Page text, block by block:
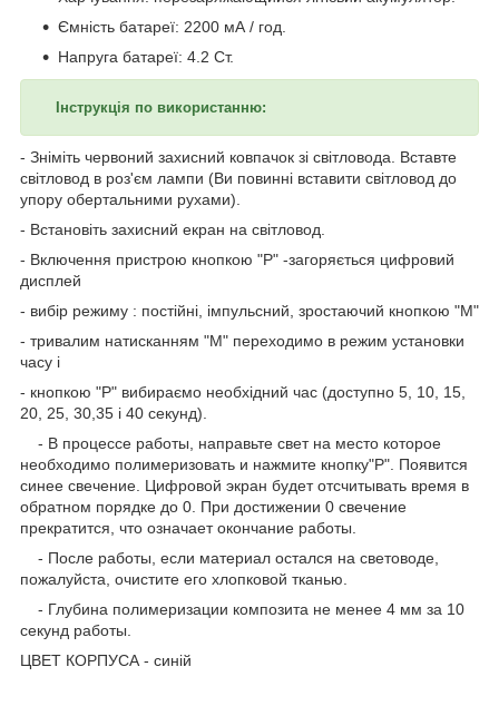
Ємність батареї: 2200 мА / год.
Напруга батареї: 4.2 Ст.
Інструкція по використанню:
- Зніміть червоний захисний ковпачок зі світловода. Вставте
світловод в роз'єм лампи (Ви повинні вставити світловод до
упору обертальними рухами).
- Встановіть захисний екран на світловод.
- Включення пристрою кнопкою "Р" -загоряється цифровий
дисплей
- вибір режиму : постійні, імпульсний, зростаючий кнопкою "М"
- тривалим натисканням "М" переходимо в режим установки
часу і
- кнопкою "Р" вибираємо необхідний час (доступно 5, 10, 15,
20, 25, 30,35 і 40 секунд).
- В процессе работы, направьте свет на место которое
необходимо полимеризовать и нажмите кнопку"Р". Появится
синее свечение. Цифровой экран будет отсчитывать время в
обратном порядке до 0. При достижении 0 свечение
прекратится, что означает окончание работы.
- После работы, если материал остался на световоде,
пожалуйста, очистите его хлопковой тканью.
- Глубина полимеризации композита не менее 4 мм за 10
секунд работы.
ЦВЕТ КОРПУСА - синій